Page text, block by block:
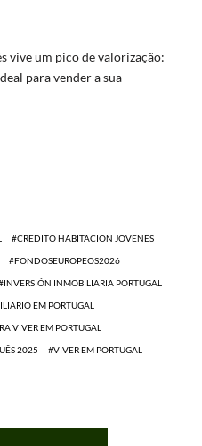
vive um pico de valorização:
para vender a sua
CREDITO HABITACION JOVENES
FONDOSEUROPEOS2026
INVERSIÓN INMOBILIARIA PORTUGAL
EM PORTUGAL
VIVER EM PORTUGAL
2025 VIVER EM PORTUGAL